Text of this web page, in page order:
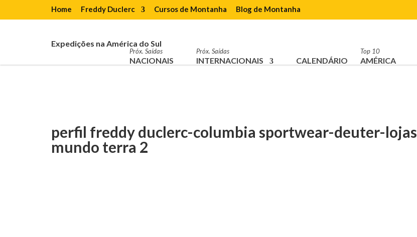
Home Freddy Duclerc Cursos de Montanha Blog de Montanha
Expedições na América do Sul
Próx. Saídas
NACIONAIS
Próx. Saídas
INTERNACIONAIS CALENDÁRIO
Top 10
AMÉRICA
perfil freddy duclerc-columbia sportwear-deuter-lojas
mundo terra 2